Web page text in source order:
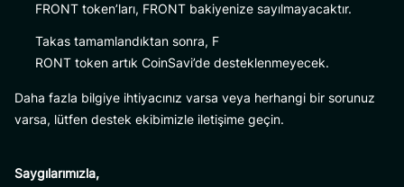
FRONT token’ları, FRONT bakiyenize sayılmayacaktır.
Takas tamamlandıktan sonra, F
RONT token artık CoinSavi’de desteklenmeyecek.
Daha fazla bilgiye ihtiyacınız varsa veya herhangi bir sorunuz
varsa, lütfen destek ekibimizle iletişime geçin.
Saygılarımızla,